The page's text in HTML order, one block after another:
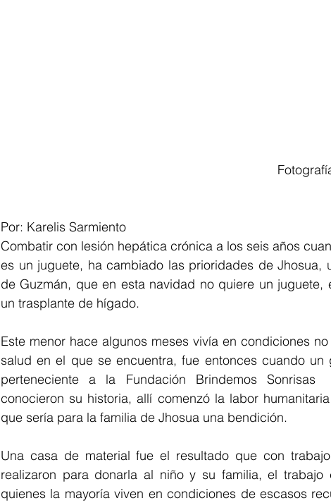
Por: Karelis Sarmiento
Combatir con lesión hepática crónica a los seis años
es un juguete, ha cambiado las prioridades de Jhosua,
de Guzmán, que en esta navidad no quiere un
un trasplante de hígado.
Este menor hace algunos meses vivía en condiciones
salud en el que se encuentra, fue entonces cuando un
perteneciente a la Fundación Brindemos
conocieron su historia, allí comenzó la labor
que sería para la familia de Jhosua una bendición.
Una casa de material fue el resultado que con
realizaron para donarla al niño y su familia, el
quienes la mayoría viven en condiciones de escasos